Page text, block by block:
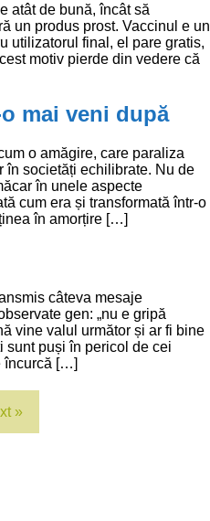
atât de bună, încât să
un produs prost. Vaccinul e un
utilizatorul final, el pare gratis,
motiv pierde din vedere că
mai veni după
o amăgire, care paraliza
în societăți echilibrate. Nu de
în unele aspecte
cum era și transformată într-o
în amorțire […]
câteva mesaje
gen: „nu e gripă
vine valul următor și ar fi bine
sunt puși în pericol de cei
încurcă […]
»